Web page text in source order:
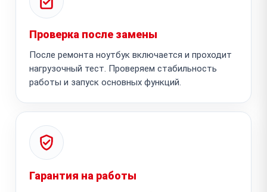
Проверка после замены
После ремонта ноутбук включается и проходит
нагрузочный тест. Проверяем стабильность
работы и запуск основных функций.
Гарантия на работы